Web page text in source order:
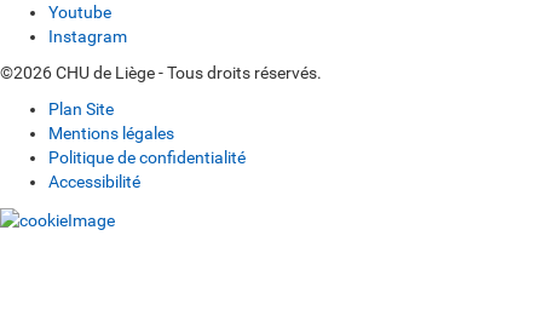
Youtube
Instagram
©2026 CHU de Liège - Tous droits réservés.
Plan Site
Mentions légales
Politique de confidentialité
Accessibilité